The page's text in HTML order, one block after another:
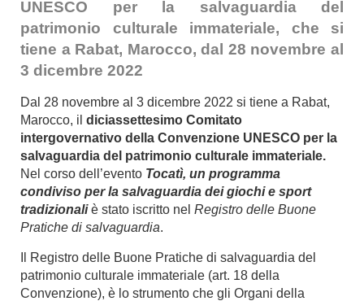
UNESCO per la salvaguardia del
patrimonio culturale immateriale, che si
tiene a Rabat, Marocco, dal 28 novembre al
3 dicembre 2022
Dal 28 novembre al 3 dicembre 2022 si tiene a Rabat,
Marocco, il diciassettesimo Comitato
intergovernativo della Convenzione UNESCO per la
salvaguardia del patrimonio culturale immateriale.
Nel corso dell’evento Tocatì, un programma
condiviso per la salvaguardia dei giochi e sport
tradizionali è stato iscritto nel Registro delle Buone
Pratiche di salvaguardia.
Il Registro delle Buone Pratiche di salvaguardia del
patrimonio culturale immateriale (art. 18 della
Convenzione), è lo strumento che gli Organi della